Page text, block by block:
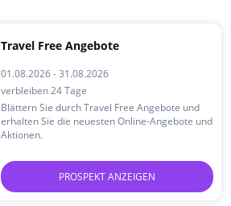
Travel Free Angebote
01.08.2026 - 31.08.2026
verbleiben 24 Tage
Blättern Sie durch Travel Free Angebote und
erhalten Sie die neuesten Online-Angebote und
Aktionen.
PROSPEKT ANZEIGEN